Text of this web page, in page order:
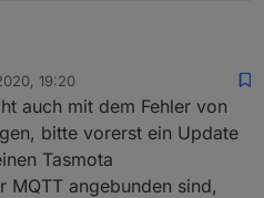
- debug: time-
- debug: time-
installiert.
Sonoff S20 Schaltsteckdose.
(true) funktioniert Aus (false) leider nicht??
19:20
auch mit dem Fehler von
bitte vorerst ein Update
Tasmota
MQTT angebunden sind,